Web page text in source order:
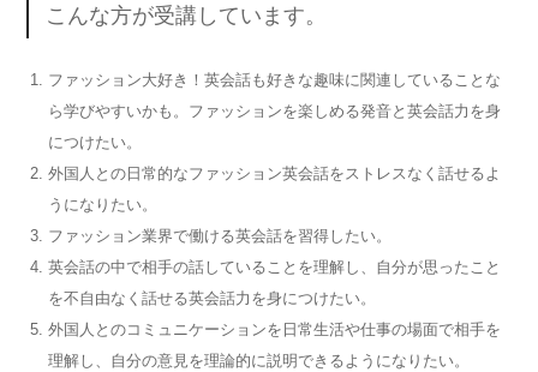
こんな方が受講しています。
ファッション大好き！英会話も好きな趣味に関連していることな
ら学びやすいかも。ファッションを楽しめる発音と英会話力を身
につけたい。
外国人との日常的なファッション英会話をストレスなく話せるよ
うになりたい。
ファッション業界で働ける英会話を習得したい。
英会話の中で相手の話していることを理解し、自分が思ったこと
を不自由なく話せる英会話力を身につけたい。
外国人とのコミュニケーションを日常生活や仕事の場面で相手を
理解し、自分の意見を理論的に説明できるようになりたい。